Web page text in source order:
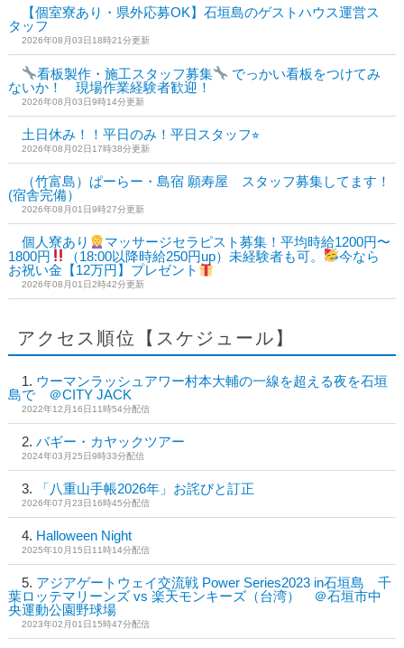
【個室寮あり・県外応募OK】石垣島のゲストハウス運営ス
タッフ
2026年08月03日18時21分更新
看板製作・施工スタッフ募集
でっかい看板をつけてみ
ないか！ 現場作業経験者歓迎！
2026年08月03日9時14分更新
土日休み！！平日のみ！平日スタッフ⭐︎
2026年08月02日17時38分更新
（竹富島）ぱーらー・島宿 願寿屋 スタッフ募集してます！
(宿舎完備）
2026年08月01日9時27分更新
個人寮あり
マッサージセラピスト募集！平均時給1200円〜
1800円
（18:00以降時給250円up）未経験者も可。
今なら
お祝い金【12万円】プレゼント
2026年08月01日2時42分更新
アクセス順位【スケジュール】
ウーマンラッシュアワー村本大輔の一線を超える夜を石垣
島で ＠CITY JACK
2022年12月16日11時54分配信
バギー・カヤックツアー
2024年03月25日9時33分配信
「八重山手帳2026年」お詫びと訂正
2026年07月23日16時45分配信
Halloween Night
2025年10月15日11時14分配信
アジアゲートウェイ交流戦 Power Series2023 in石垣島 千
葉ロッテマリーンズ vs 楽天モンキーズ（台湾） ＠石垣市中
央運動公園野球場
2023年02月01日15時47分配信